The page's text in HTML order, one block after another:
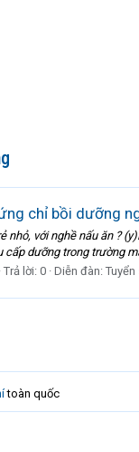
chỉ bồi dưỡng
nhỏ, với nghề nấu ăn ?
dưỡng trong trường
Trả lời: 0 Diễn đàn:
toàn quốc